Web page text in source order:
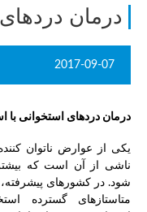
درمان
2017-09-07
درمان دردهای استخوانی با استرانسیوم ۸۹
یکی از عوارض ناتوان
ناشی از آن است که
شود. در کشورهای
متاستازهای گسترده